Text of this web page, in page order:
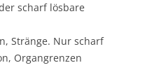
scharf lösbare
Stränge. Nur scharf
Organgrenzen